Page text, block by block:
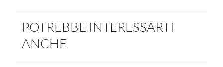
POTREBBE INTERESSARTI
ANCHE